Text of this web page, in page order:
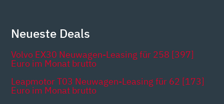
Neueste Deals
Volvo EX30 Neuwagen-Leasing für 258 [397]
Euro im Monat brutto
Leapmotor T03 Neuwagen-Leasing für 62 [173]
Euro im Monat brutto